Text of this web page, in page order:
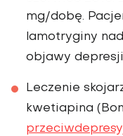
mg/dobę.
lamotryginy
objawy
Leczenie
kwetia­pina